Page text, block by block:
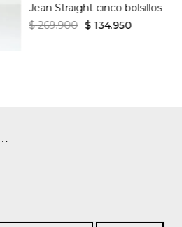
Jean Straight cinco bolsillos
$ 269.900 $ 134.950